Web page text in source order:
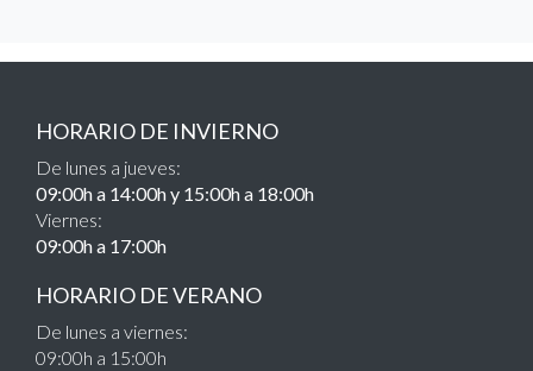
HORARIO DE INVIERNO
De lunes a jueves:
09:00h a 14:00h y 15:00h a 18:00h
Viernes:
09:00h a 17:00h
HORARIO DE VERANO
De lunes a viernes:
09:00h a 15:00h